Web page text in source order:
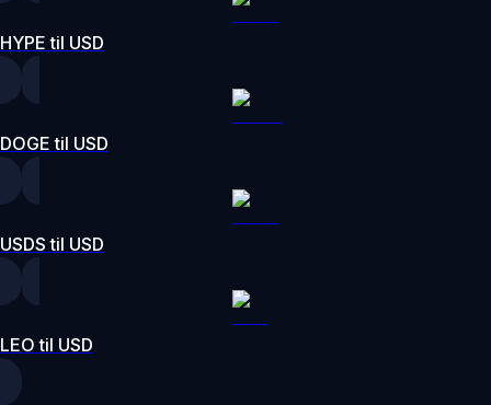
HYPE til USD
DOGE til USD
USDS til USD
LEO til USD